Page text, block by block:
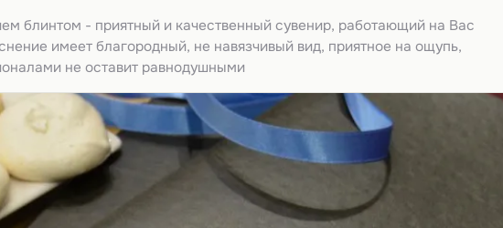
блинтом - приятный и качественный сувенир, работающий на Вас
имеет благородный, не навязчивый вид, приятное на ощупь,
не оставит равнодушными